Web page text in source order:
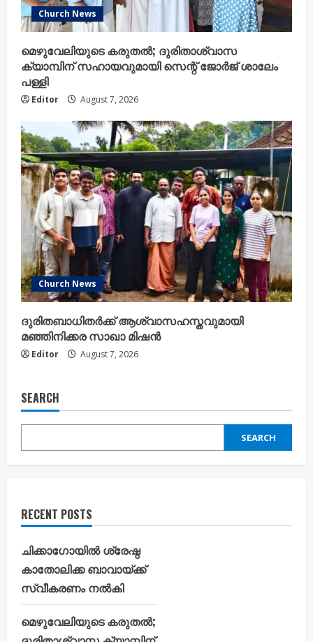
Church News
മെഴുവേലിയുടെ കരുതൽ; ദുരിതാശ്വാസ
ക്യാമ്പിന് സഹായവുമായി സെന്റ് ജോർജ് ശാലേം
പള്ളി
Editor August 7, 2026
Church News
ദുരിതബാധിതർക്ക് ആശ്വാസഹസ്തവുമായി
മഞ്ഞിനിക്കര സാഖാ മിഷൻ
Editor August 7, 2026
SEARCH
SEARCH
RECENT POSTS
ചിക്കാഗോയിൽ ശ്രേഷ്ഠ
കാതോലിക്ക ബാവായ്ക്ക്
സ്വീകരണം നൽകി
മെഴുവേലിയുടെ കരുതൽ;